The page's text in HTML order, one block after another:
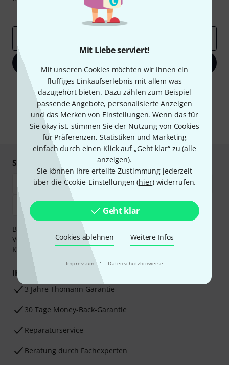
Mit Liebe serviert!
Mit unseren Cookies möchten wir Ihnen ein
fluffiges Einkaufserlebnis mit allem was
dazugehört bieten. Dazu zählen zum Beispiel
passende Angebote, personalisierte Anzeigen
und das Merken von Einstellungen. Wenn das für
Sie okay ist, stimmen Sie der Nutzung von Cookies
für Präferenzen, Statistiken und Marketing
einfach durch einen Klick auf „Geht klar“ zu (alle
anzeigen).
Sie können Ihre erteilte Zustimmung jederzeit
über die Cookie-Einstellungen (hier) widerrufen.
Geht klar
Cookies ablehnen Weitere Infos
Impressum · Datenschutzhinweise
Inspirierende Beiträge
Mit Klick auf „Jetzt anmelden“ stimmen Sie dem Erhalt von E-Mail-
Werbung und einer Messung des E-Mail-Nutzungsverhaltens zu. Die
Abmeldung ist jederzeit möglich. Weitere Informationen finden Sie in
unserenDatenschutzhinweisen.
* Pflichtfeld
Sicher einkaufen & bezahlen
Bezahlen Sie vertraulich und sicher per Nachnahme,
Vorkasse, PayPal, Amazon Pay,
Klarna Sofort bezahlen
Klarna Ratenzahlung
oder Kreditkarte.
Ihre Vorteile
3 Jahre Thomann Garantie
30 Tage Money-Back-Garantie
Reparaturservice
Beratung durch Fachexperten